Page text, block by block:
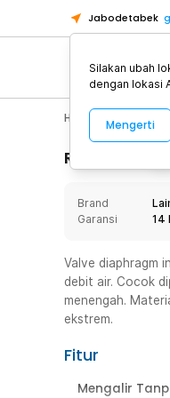
Jabodetabek
Home Appliance
Rincian
Brand
Garansi
14
Valve diaphragm
debit air. Cocok
menengah.
ekstrem.
Fitur
Mengalir
Silakan ubah
dengan lokasi
Mengerti